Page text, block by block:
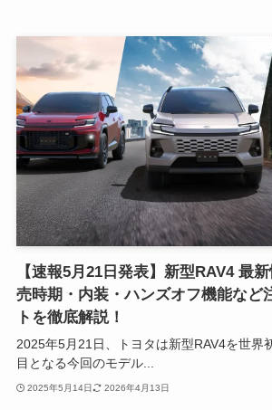
【速報5月21日発表】新型RAV4 最
売時期・内装・ハンズオフ機能など
トを徹底解説！
2025年5月21日、トヨタは新型RAV4を世界
目となる今回のモデル...
2025年5月14日 2026年4月13日